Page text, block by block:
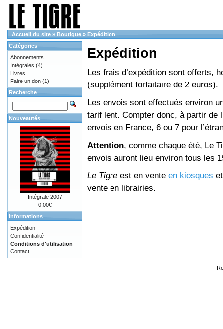
Accueil du site » Boutique » Expédition
Expédition
Les frais d’expédition sont offerts,
(supplément forfaitaire de 2 euros).
Les envois sont effectués environ
tarif lent. Compter donc, à partir de
envois en France, 6 ou 7 pour
Attention, comme chaque été, Le
envois auront lieu environ tous les
Le Tigre est en vente en kiosques
vente en librairies.
Catégories
Abonnements
Intégrales (4)
Livres
Faire un don (1)
Recherche
Nouveautés
Intégrale 2007
0,00€
Informations
Expédition
Confidentialité
Conditions d'utilisation
Contact